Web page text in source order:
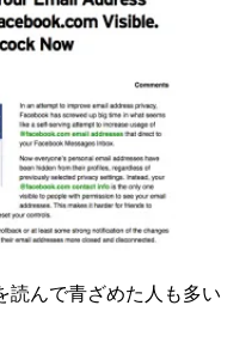
読んで青ざめた人も多い